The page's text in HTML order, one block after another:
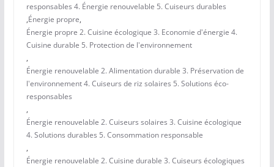
responsables 4. Énergie renouvelable 5. Cuiseurs durables
,Énergie propre,
Énergie propre 2. Cuisine écologique 3. Economie d'énergie 4.
Cuisine durable 5. Protection de l'environnement
,
Énergie renouvelable 2. Alimentation durable 3. Préservation de
l'environnement 4. Cuiseurs de riz solaires 5. Solutions éco-
responsables
,
Énergie renouvelable 2. Cuiseurs solaires 3. Cuisine écologique
4. Solutions durables 5. Consommation responsable
,
Énergie renouvelable 2. Cuisine durable 3. Cuiseurs écologiques